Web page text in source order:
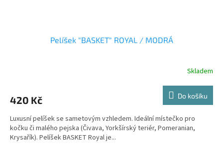
Pelíšek "BASKET" ROYAL / MODRÁ
Skladem
420 Kč Do košíku
Luxusní pelíšek se sametovým vzhledem. Ideální místečko pro
kočku či malého pejska (Čivava, Yorkšírský teriér, Pomeranian,
Krysařík). Pelíšek BASKET Royal je...